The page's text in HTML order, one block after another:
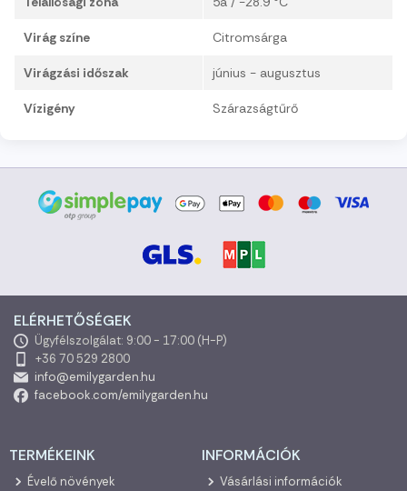
Virág színe Citromsárga
Virágzási időszak június - augusztus
Vízigény Szárazságtűrő
ELÉRHETŐSÉGEK
Ügyfélszolgálat: 9:00 - 17:00 (H-P)
+36 70 529 2800
info@emilygarden.hu
facebook.com/emilygarden.hu
TERMÉKEINK
Évelő növények
INFORMÁCIÓK
Vásárlási információk